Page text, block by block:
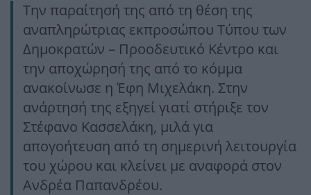
Την παραίτησή της από τη θέση της
αναπληρώτριας εκπροσώπου Τύπου των
Δημοκρατών – Προοδευτικό Κέντρο και
την αποχώρησή της από το κόμμα
ανακοίνωσε η Έφη Μιχελάκη. Στην
ανάρτησή της εξηγεί γιατί στήριξε τον
Στέφανο Κασσελάκη, μιλά για
απογοήτευση από τη σημερινή λειτουργία
του χώρου και κλείνει με αναφορά στον
Ανδρέα Παπανδρέου.